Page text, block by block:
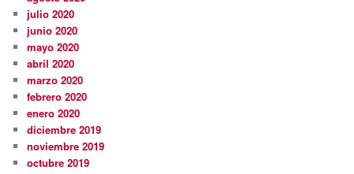
julio 2020
junio 2020
mayo 2020
abril 2020
marzo 2020
febrero 2020
enero 2020
diciembre 2019
noviembre 2019
octubre 2019